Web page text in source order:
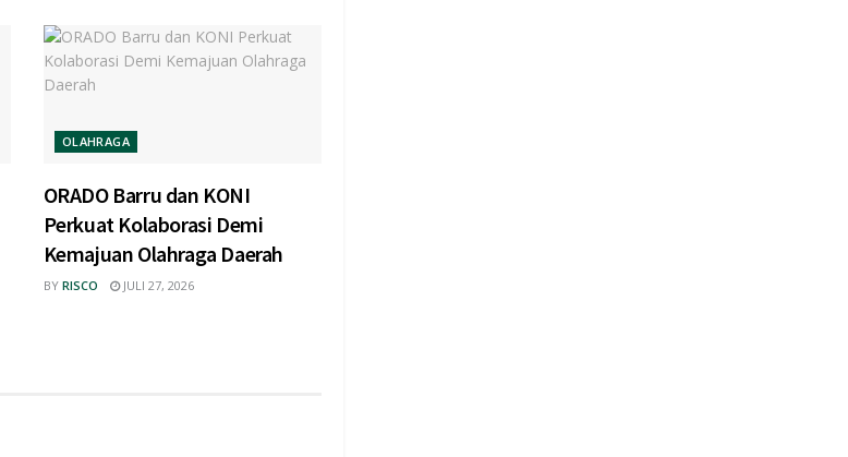
OLAHRAGA
ORADO Barru dan KONI
Perkuat Kolaborasi Demi
Kemajuan Olahraga Daerah
BY RISCO JULI 27, 2026